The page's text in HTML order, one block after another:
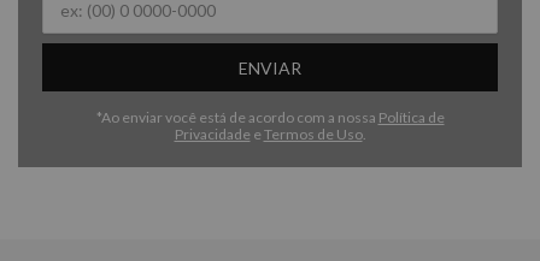
*Ao enviar você está de acordo com a nossa Política de
Privacidade e Termos de Uso.
ENVIAR